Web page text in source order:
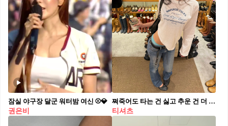
잠실 야구장 달군 워터밤 여신 ⚾️💎
권은비
쪄죽어도 타는 건 싫고 추운 건 더 싫으니까
티셔츠